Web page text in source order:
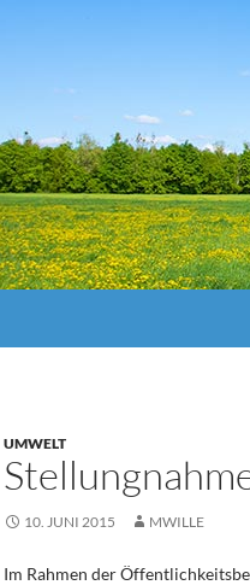
UMWELT
10. JUNI 2015 MWILLE
Im Rahmen der